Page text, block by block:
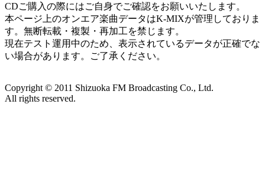
CDご購入の際にはご自身でご確認をお願いいたします。
本ページ上のオンエア楽曲データはK-MIXが管理しておりま
す。無断転載・複製・再加工を禁じます。
現在テスト運用中のため、表示されているデータが正確でな
い場合があります。ご了承ください。
Copyright © 2011 Shizuoka FM Broadcasting Co., Ltd.
All rights reserved.